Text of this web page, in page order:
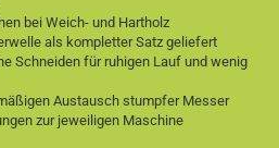
bei Weich- und Hartholz
als kompletter Satz geliefert
Schneiden für ruhigen Lauf und wenig
Austausch stumpfer Messer
zur jeweiligen Maschine